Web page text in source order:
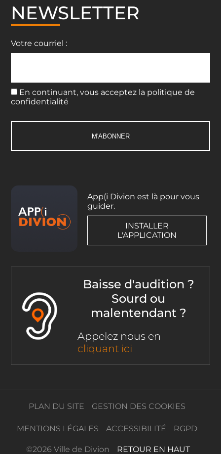
NEWSLETTER
Votre courriel :
En continuant, vous acceptez la politique de
confidentialité
App(i Divion est là pour vous
guider.
INSTALLER
L'APPLICATION
Baisse d'audition ?
Sourd ou
malentendant ?
Appelez nous en
cliquant ici
PLAN DU SITE GESTION DES COOKIES
MENTIONS LÉGALES ACCESSIBILITÉ RGPD
©2026 Ville de Divion RETOUR EN HAUT